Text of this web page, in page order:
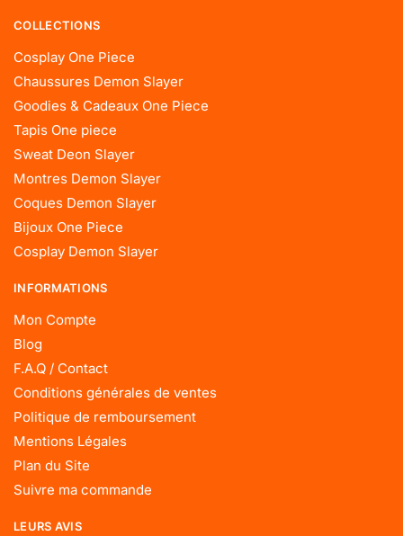
COLLECTIONS
Cosplay One Piece
Chaussures Demon Slayer
Goodies & Cadeaux One Piece
Tapis One piece
Sweat Deon Slayer
Montres Demon Slayer
Coques Demon Slayer
Bijoux One Piece
Cosplay Demon Slayer
INFORMATIONS
Mon Compte
Blog
F.A.Q / Contact
Conditions générales de ventes
Politique de remboursement
Mentions Légales
Plan du Site
Suivre ma commande
LEURS AVIS